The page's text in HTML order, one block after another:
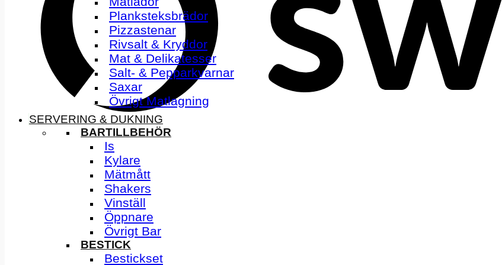
Planksteksbrädor
Pizzastenar
Rivsalt & Kryddor
Mat & Delikatesser
Salt- & Pepparkvarnar
Saxar
Övrigt Matlagning
SERVERING & DUKNING
BARTILLBEHÖR
Is
Kylare
Mätmått
Shakers
Vinställ
Öppnare
Övrigt Bar
BESTICK
Bestickset